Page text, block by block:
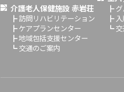
介護老人保健施設 赤岩荘
┣訪問リハビリテーション
┣ケアプランセンター
┣地域包括支援センター
┗交通のご案内
┣
┣
┗